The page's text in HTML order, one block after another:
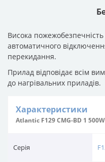
Висока
автоматичного
перекидання.
Прилад відповідає всім
до нагрівальних приладів.
Характеристики
Atlantic F129 CMG-BD 1 500W
Серія